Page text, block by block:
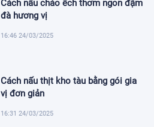
Cách nấu cháo ếch thơm ngon đậm
đà hương vị
16:46 24/03/2025
Cách nấu thịt kho tàu bằng gói gia
vị đơn giản
16:31 24/03/2025